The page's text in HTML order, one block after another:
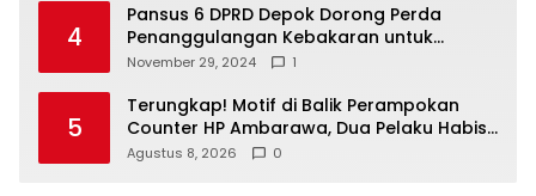
4
Pansus 6 DPRD Depok Dorong Perda
Penanggulangan Kebakaran untuk
Keselamatan Warga
November 29, 2024 1
5
Terungkap! Motif di Balik Perampokan
Counter HP Ambarawa, Dua Pelaku Habisi
Pemilik Toko dan Bawa puluhan HP
Agustus 8, 2026 0